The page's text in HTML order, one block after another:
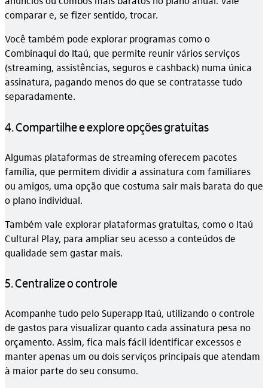
comparar e, se fizer sentido, trocar.
Você também pode explorar programas como o
Combinaqui do Itaú, que permite reunir vários serviços
(streaming, assistências, seguros e cashback) numa única
assinatura, pagando menos do que se contratasse tudo
separadamente.
4. Compartilhe e explore opções gratuitas
Algumas plataformas de streaming oferecem pacotes
família, que permitem dividir a assinatura com familiares
ou amigos, uma opção que costuma sair mais barata do que
o plano individual.
Também vale explorar plataformas gratuitas, como o Itaú
Cultural Play, para ampliar seu acesso a conteúdos de
qualidade sem gastar mais.
5. Centralize o controle
Acompanhe tudo pelo Superapp Itaú, utilizando o controle
de gastos para visualizar quanto cada assinatura pesa no
orçamento. Assim, fica mais fácil identificar excessos e
manter apenas um ou dois serviços principais que atendam
à maior parte do seu consumo.